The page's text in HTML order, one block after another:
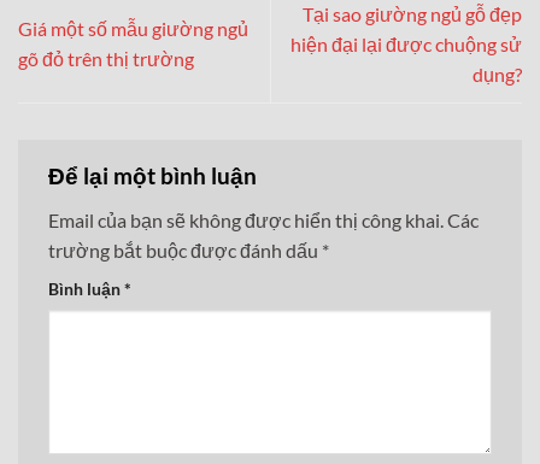
Giá một số mẫu giường ngủ
gõ đỏ trên thị trường
Tại sao giường ngủ gỗ đẹp
hiện đại lại được chuộng sử
dụng?
Để lại một bình luận
Email của bạn sẽ không được hiển thị công khai.Các
trường bắt buộc được đánh dấu *
Bình luận*